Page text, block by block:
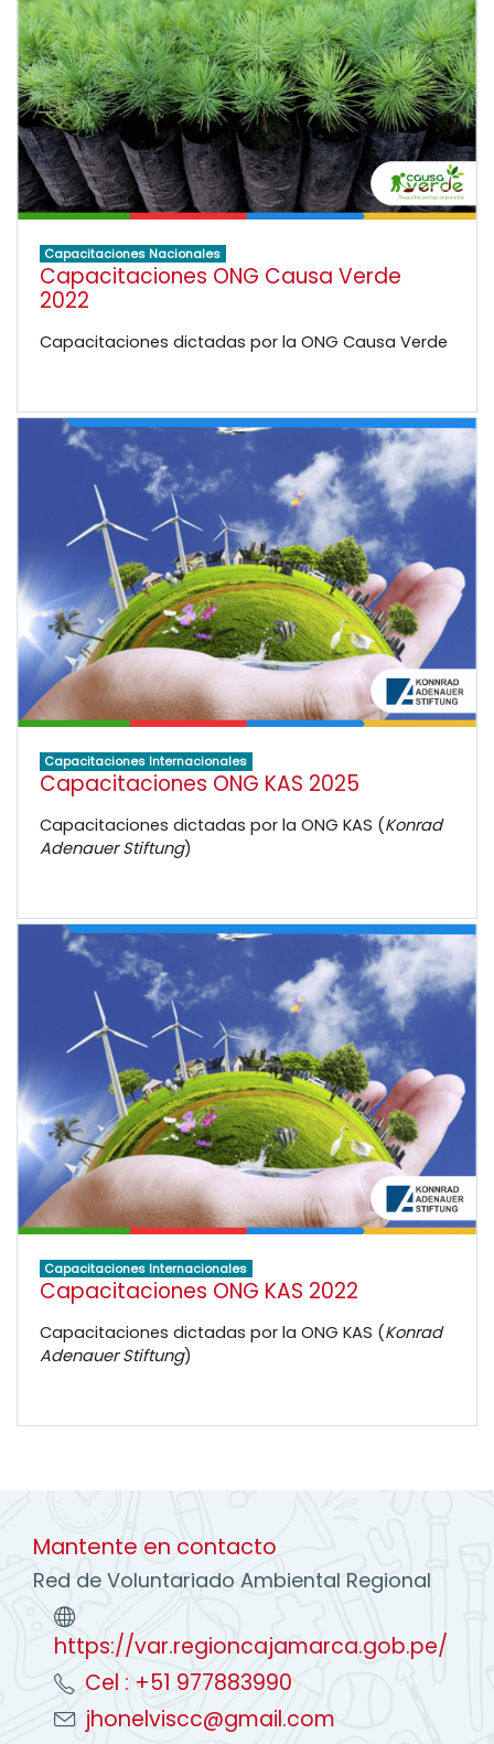
Capacitaciones Nacionales
Capacitaciones ONG Causa Verde
2022
Capacitaciones dictadas por la ONG Causa Verde
Capacitaciones Internacionales
Capacitaciones ONG KAS 2025
Capacitaciones dictadas por la ONG KAS (Konrad
Adenauer Stiftung)
Capacitaciones Internacionales
Capacitaciones ONG KAS 2022
Capacitaciones dictadas por la ONG KAS (Konrad
Adenauer Stiftung)
Mantente en contacto
Red de Voluntariado Ambiental Regional
https://var.regioncajamarca.gob.pe/
Cel : +51 977883990
jhonelviscc@gmail.com